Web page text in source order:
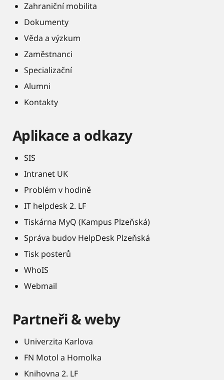
Zahraniční mobilita
Dokumenty
Věda a výzkum
Zaměstnanci
Specializační
Alumni
Kontakty
Aplikace a odkazy
SIS
Intranet UK
Problém v hodině
IT helpdesk 2. LF
Tiskárna MyQ (Kampus Plzeňská)
Správa budov HelpDesk Plzeňská
Tisk posterů
WhoIS
Webmail
Partneři & weby
Univerzita Karlova
FN Motol a Homolka
Knihovna 2. LF